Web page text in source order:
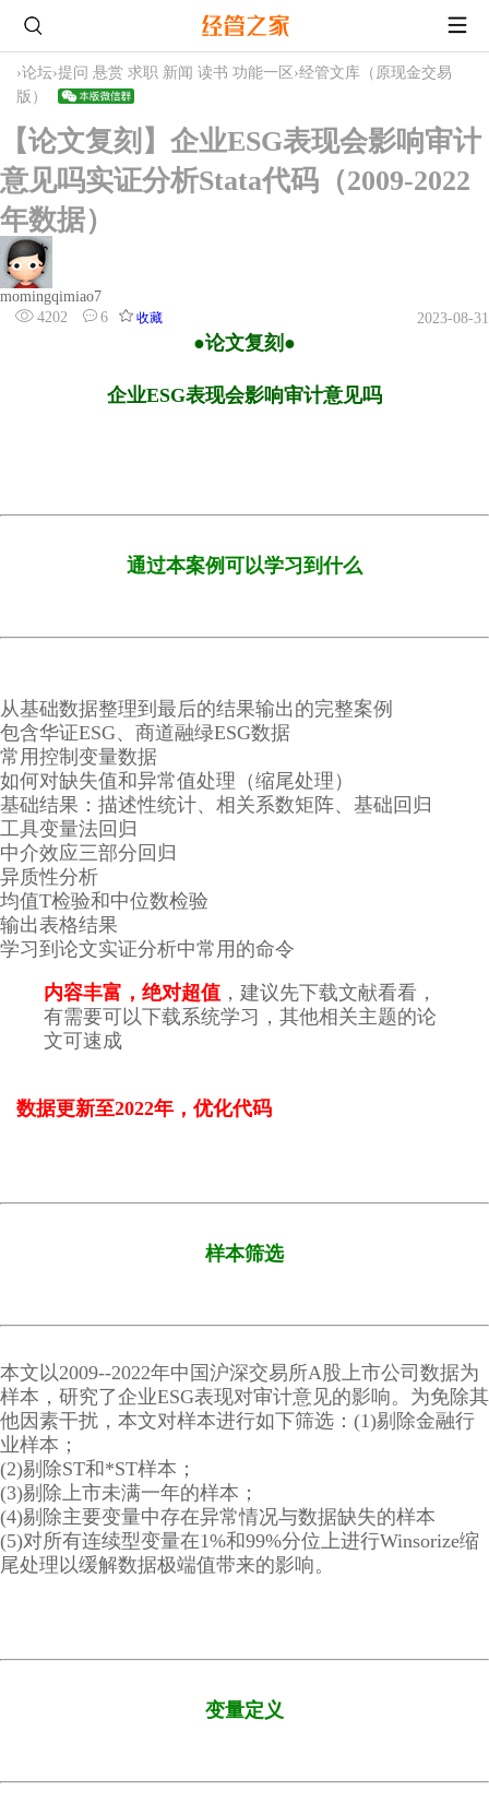
›论坛›提问 悬赏 求职 新闻 读书 功能一区 ›经管文库（原现金交易
版）
【论文复刻】企业ESG表现会影响审计
意见吗实证分析Stata代码（2009-2022
年数据）
momingqimiao7
4202
6 收藏 2023-08-31
●论文复刻●
企业ESG表现会影响审计意见吗
通过本案例可以学习到什么
从基础数据整理到最后的结果输出的完整案例
包含华证ESG、商道融绿ESG数据
常用控制变量数据
如何对缺失值和异常值处理（缩尾处理）
基础结果：描述性统计、相关系数矩阵、基础回归
工具变量法回归
中介效应三部分回归
异质性分析
均值T检验和中位数检验
输出表格结果
学习到论文实证分析中常用的命令
内容丰富，绝对超值 ，建议先下载文献看看，
有需要可以下载系统学习，其他相关主题的论
文可速成
数据更新至2022年，优化代码
样本筛选
本文以2009--2022年中国沪深交易所A股上市公司数据为
样本，研究了企业ESG表现对审计意见的影响。为免除其
他因素干扰，本文对样本进行如下筛选：(1)剔除金融行
业样本；
(2)剔除ST和*ST样本；
(3)剔除上市未满一年的样本；
(4)剔除主要变量中存在异常情况与数据缺失的样本
(5)对所有连续型变量在1%和99%分位上进行Winsorize缩
尾处理以缓解数据极端值带来的影响。
变量定义